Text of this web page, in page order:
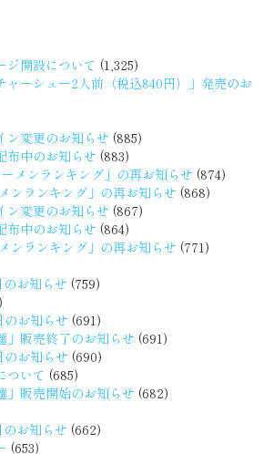
ジ開設について (1,325)
ャーシュー2人前（税込840円）」発売のお
ン変更のお知らせ (885)
布中のお知らせ (883)
メンランキング」の再お知らせ (874)
ンランキング」の再お知らせ (868)
ン変更のお知らせ (867)
布中のお知らせ (864)
ンランキング」の再お知らせ (771)
のお知らせ (759)
のお知らせ (691)
」販売終了のお知らせ (691)
のお知らせ (690)
ついて (685)
」販売開始のお知らせ (682)
のお知らせ (662)
(653)